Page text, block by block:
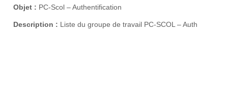
Objet : PC-Scol – Authentification
Description : Liste du groupe de travail PC-SCOL – Auth